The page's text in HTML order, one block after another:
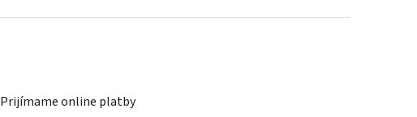
Prijímame online platby